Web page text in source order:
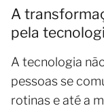
A
pela
A tecnologia
pessoas se
rotinas e até a